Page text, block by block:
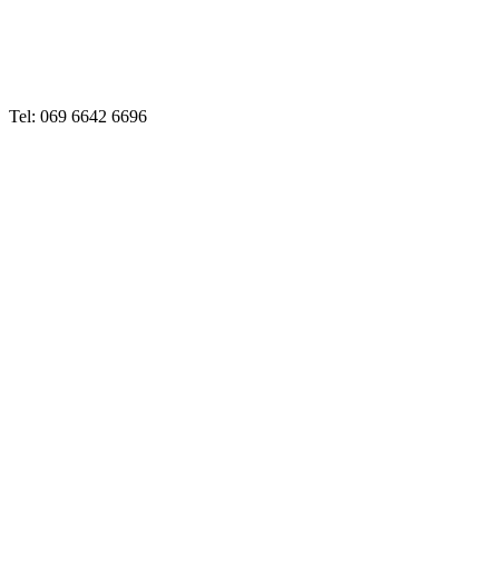
Tel: 069 6642 6696